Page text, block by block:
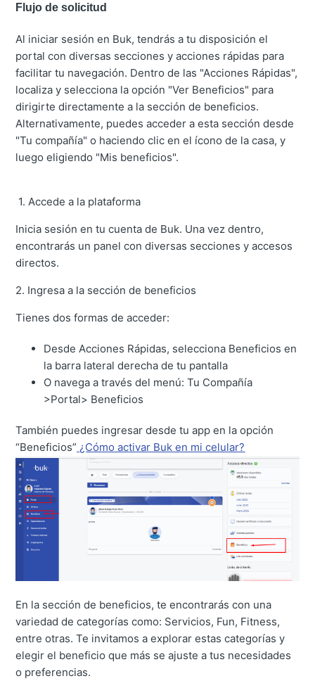
Flujo de solicitud
Al iniciar sesión en Buk, tendrás a tu disposición el
portal con diversas secciones y acciones rápidas para
facilitar tu navegación. Dentro de las "Acciones Rápidas",
localiza y selecciona la opción "Ver Beneficios" para
dirigirte directamente a la sección de beneficios.
Alternativamente, puedes acceder a esta sección desde
"Tu compañía" o haciendo clic en el ícono de la casa, y
luego eligiendo "Mis beneficios".
1. Accede a la plataforma
Inicia sesión en tu cuenta de Buk. Una vez dentro,
encontrarás un panel con diversas secciones y accesos
directos.
2. Ingresa a la sección de beneficios
Tienes dos formas de acceder:
Desde Acciones Rápidas, selecciona Beneficios en
la barra lateral derecha de tu pantalla
O navega a través del menú: Tu Compañía
>Portal> Beneficios
También puedes ingresar desde tu app en la opción
“Beneficios” ¿Cómo activar Buk en mi celular?
En la sección de beneficios, te encontrarás con una
variedad de categorías como: Servicios, Fun, Fitness,
entre otras. Te invitamos a explorar estas categorías y
elegir el beneficio que más se ajuste a tus necesidades
o preferencias.